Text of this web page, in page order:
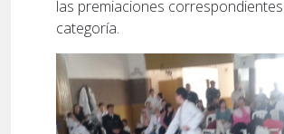
las premiaciones
categoría.